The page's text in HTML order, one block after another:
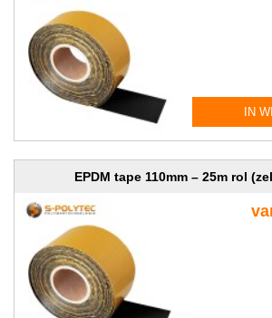
IN
EPDM tape 110mm – 25m rol